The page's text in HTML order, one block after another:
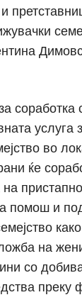
соработка
услуга
во
ќе
на
помош и
на
со
преку